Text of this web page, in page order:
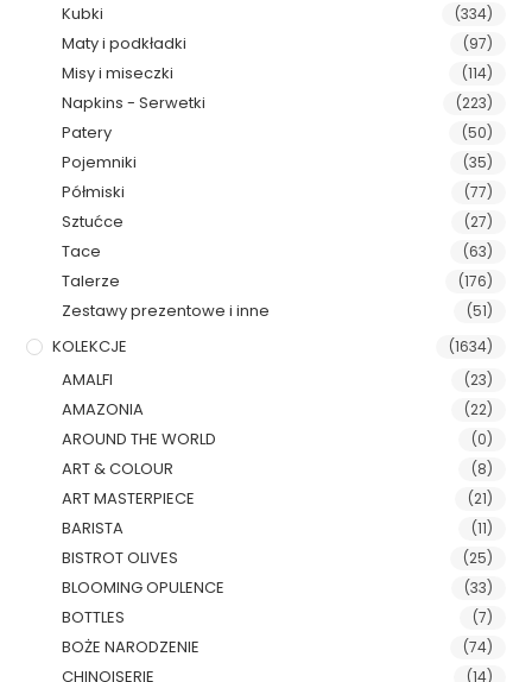
Kubki (334)
Maty i podkładki (97)
Misy i miseczki (114)
Napkins - Serwetki (223)
Patery (50)
Pojemniki (35)
Półmiski (77)
Sztućce (27)
Tace (63)
Talerze (176)
Zestawy prezentowe i inne (51)
KOLEKCJE (1634)
AMALFI (23)
AMAZONIA (22)
AROUND THE WORLD (0)
ART & COLOUR (8)
ART MASTERPIECE (21)
BARISTA (11)
BISTROT OLIVES (25)
BLOOMING OPULENCE (33)
BOTTLES (7)
BOŻE NARODZENIE (74)
CHINOISERIE (14)